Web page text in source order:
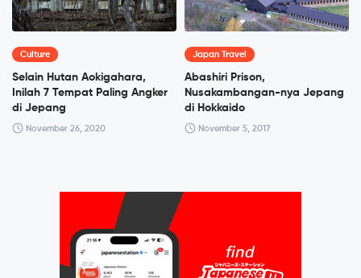
Culture
Selain Hutan Aokigahara,
Inilah 7 Tempat Paling Angker
di Jepang
November 26, 2020
Japan Travel
Abashiri Prison,
Nusakambangan-nya Jepang
di Hokkaido
November 5, 2017